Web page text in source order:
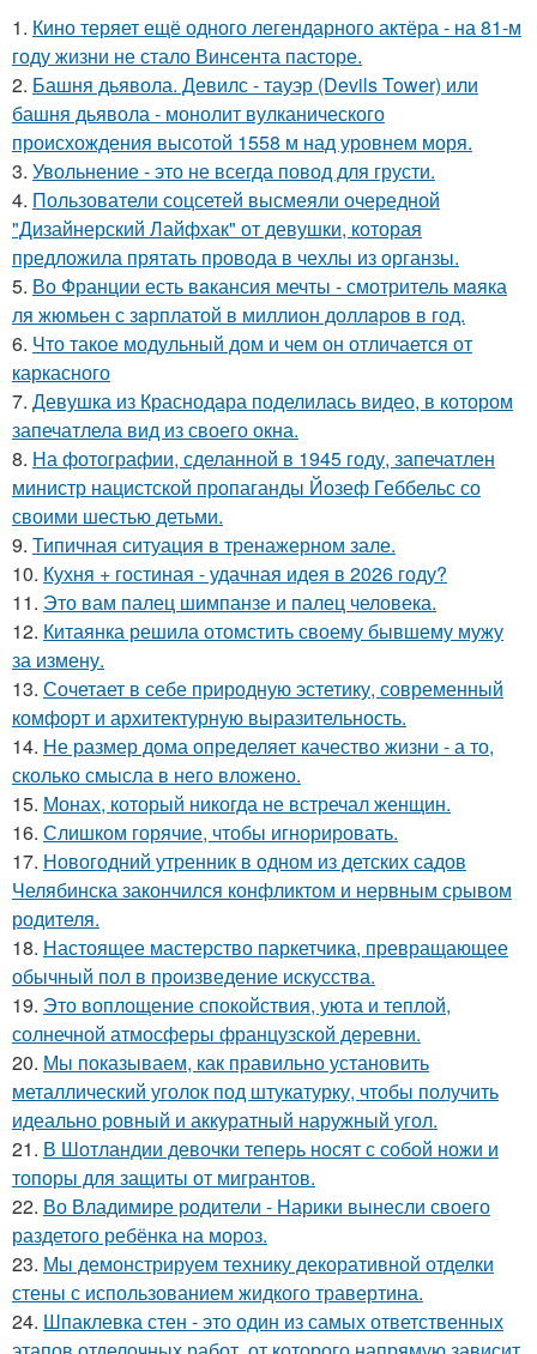
1. Кино теряет ещё одного легендарного актёра - на 81-м
году жизни не стало Винсента пасторе.
2. Башня дьявола. Девилс - тауэр (Devils Tower) или
башня дьявола - монолит вулканического
происхождения высотой 1558 м над уровнем моря.
3. Увольнение - это не всегда повод для грусти.
4. Пользователи соцсетей высмеяли очередной
"Дизайнерский Лайфхак" от девушки, которая
предложила прятать провода в чехлы из органзы.
5. Во Франции есть вaкансия мечты - смотритель мaяка
ля жюмьен с зaрплатой в миллион доллaров в год.
6. Что такое модульный дом и чем он отличается от
каркасного
7. Девушка из Краснодара поделилась видео, в котором
запечатлела вид из своего окна.
8. На фотографии, сделанной в 1945 году, запечатлен
министр нацистской пропаганды Йозеф Геббельс со
своими шестью детьми.
9. Типичная ситуация в тренажерном зале.
10. Кухня + гостиная - удачная идея в 2026 году?
11. Это вам палец шимпанзе и палец человека.
12. Китаянка решила отомстить своему бывшему мужу
за измену.
13. Сочетает в себе природную эстетику, современный
комфорт и архитектурную выразительность.
14. Не размер дома определяет качество жизни - а то,
сколько смысла в него вложено.
15. Монах, который никогда не встречал женщин.
16. Слишком горячие, чтобы игнорировать.
17. Новогодний утренник в одном из детских садов
Челябинска закончился конфликтом и нервным срывом
родителя.
18. Настоящее мастерство паркетчика, превращающее
обычный пол в произведение искусства.
19. Это воплощение спокойствия, уюта и теплой,
солнечной атмосферы французской деревни.
20. Мы показываем, как правильно установить
металлический уголок под штукатурку, чтобы получить
идеально ровный и аккуратный наружный угол.
21. В Шотландии девочки теперь носят с собой ножи и
топоры для защиты от мигрантов.
22. Во Владимире родители - Нарики вынесли своего
раздетого ребёнка на мороз.
23. Мы демонстрируем технику декоративной отделки
стены с использованием жидкого травертина.
24. Шпаклевка стен - это один из самых ответственных